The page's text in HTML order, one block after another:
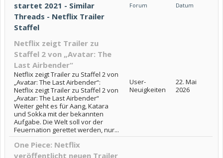
startet 2021 - Similar
Threads - Netflix Trailer
Staffel
Forum Datum
Netflix zeigt Trailer zu
Staffel 2 von „Avatar: The
Last Airbender“
Netflix zeigt Trailer zu Staffel 2 von
„Avatar: The Last Airbender“:
Netflix zeigt Trailer zu Staffel 2 von
„Avatar: The Last Airbender“
Weiter geht es für Aang, Katara
und Sokka mit der bekannten
Aufgabe. Die Welt soll vor der
Feuernation gerettet werden, nur...
User-
Neuigkeiten
22. Mai
2026
One Piece: Netflix
veröffentlicht neuen Trailer